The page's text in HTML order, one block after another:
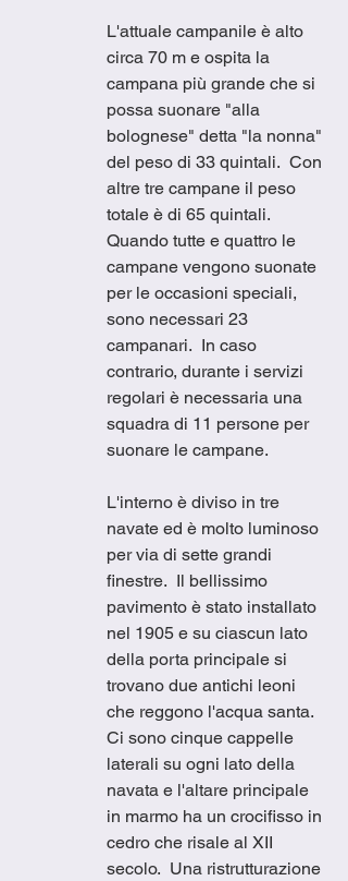
L'attuale campanile è alto
circa 70 m e ospita la
campana più grande che si
possa suonare "alla
bolognese" detta "la nonna"
del peso di 33 quintali.  Con
altre tre campane il peso
totale è di 65 quintali.
Quando tutte e quattro le
campane vengono suonate
per le occasioni speciali,
sono necessari 23
campanari.  In caso
contrario, durante i servizi
regolari è necessaria una
squadra di 11 persone per
suonare le campane.
L'interno è diviso in tre
navate ed è molto luminoso
per via di sette grandi
finestre.  Il bellissimo
pavimento è stato installato
nel 1905 e su ciascun lato
della porta principale si
trovano due antichi leoni
che reggono l'acqua santa.
Ci sono cinque cappelle
laterali su ogni lato della
navata e l'altare principale
in marmo ha un crocifisso in
cedro che risale al XII
secolo.  Una ristrutturazione